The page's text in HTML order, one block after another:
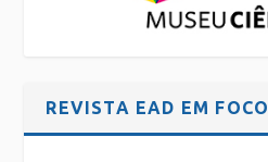
REVISTA EAD EM FOCO